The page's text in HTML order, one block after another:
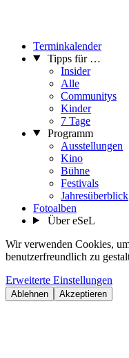
Terminkalender
Tipps für …
Insider
Alle
Communitys
Kinder
7 Tage
Programm
Ausstellungen
Kino
Bühne
Festivals
Jahresüberblick
Fotoalben
Über eSeL
Wir verwenden Cookies,
benutzerfreundlich zu
Erweiterte Einstellungen
Ablehnen Akzeptieren